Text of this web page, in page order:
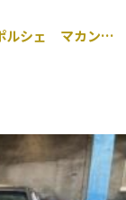
ポルシェ マカン 前後 ドライブレコーダー取り付け 千葉市